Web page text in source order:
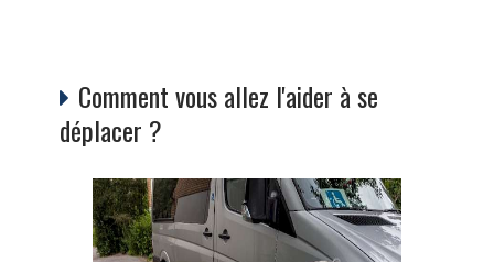
Comment vous allez l'aider à se
déplacer ?